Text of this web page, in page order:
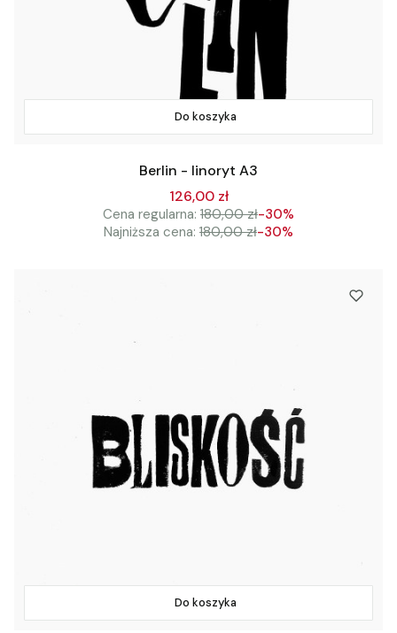
Do koszyka
Berlin - linoryt A3
126,00 zł
Cena regularna: 180,00 zł-30%
Najniższa cena: 180,00 zł-30%
Do koszyka